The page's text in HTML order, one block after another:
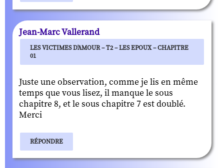
Jean-Marc Vallerand
LES VICTIMES D'AMOUR – T2 – LES EPOUX – CHAPITRE
01
Juste une observation, comme je lis en même
temps que vous lisez, il manque le sous
chapitre 8, et le sous chapitre 7 est doublé.
Merci
RÉPONDRE